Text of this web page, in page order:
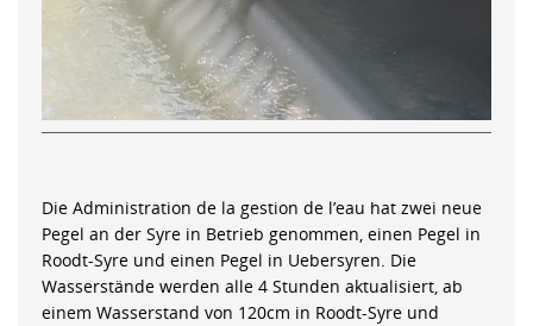
Die Administration de la gestion de l’eau hat zwei neue
Pegel an der Syre in Betrieb genommen, einen Pegel in
Roodt-Syre und einen Pegel in Uebersyren. Die
Wasserstände werden alle 4 Stunden aktualisiert, ab
einem Wasserstand von 120cm in Roodt-Syre und